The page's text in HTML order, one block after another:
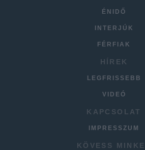
ÉNIDŐ
INTERJÚK
FÉRFIAK
HÍREK
LEGFRISSEBB
VIDEÓ
KAPCSOLAT
IMPRESSZUM
KÖVESS